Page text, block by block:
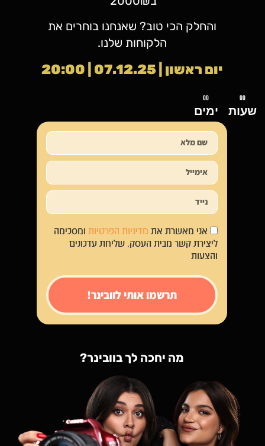
והחלק הכי טוב? שאנחנו בוחרים את
הלקוחות שלנו.
יום ראשון | 07.12.25 | 20:00
00
ימים
אני מאשרת את מדיניות הפרטיות ומסכימה
ליצירת קשר מבית העסק, שליחת עדכונים
תרשמו אותי לוובינר!
מה יחכה לך בוובינר?